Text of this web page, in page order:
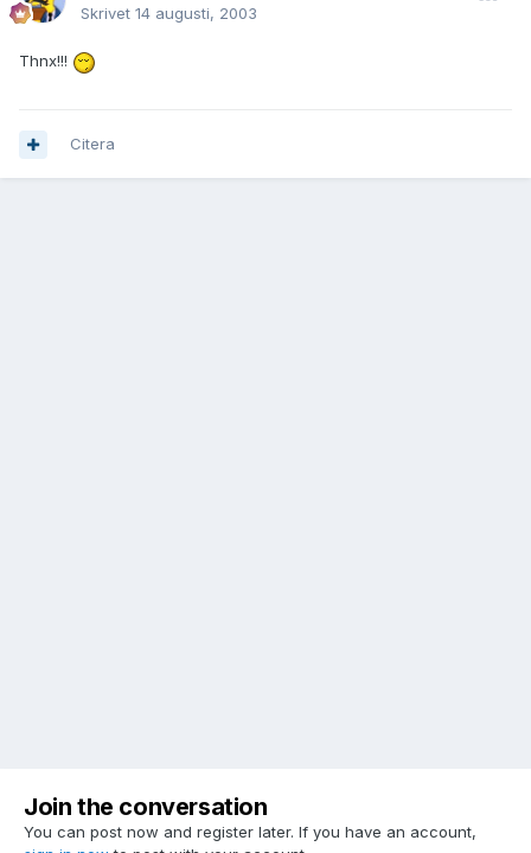
Skrivet 14 augusti, 2003
Thnx!!!
Citera
Join the conversation
You can post now and register later. If you have an account,